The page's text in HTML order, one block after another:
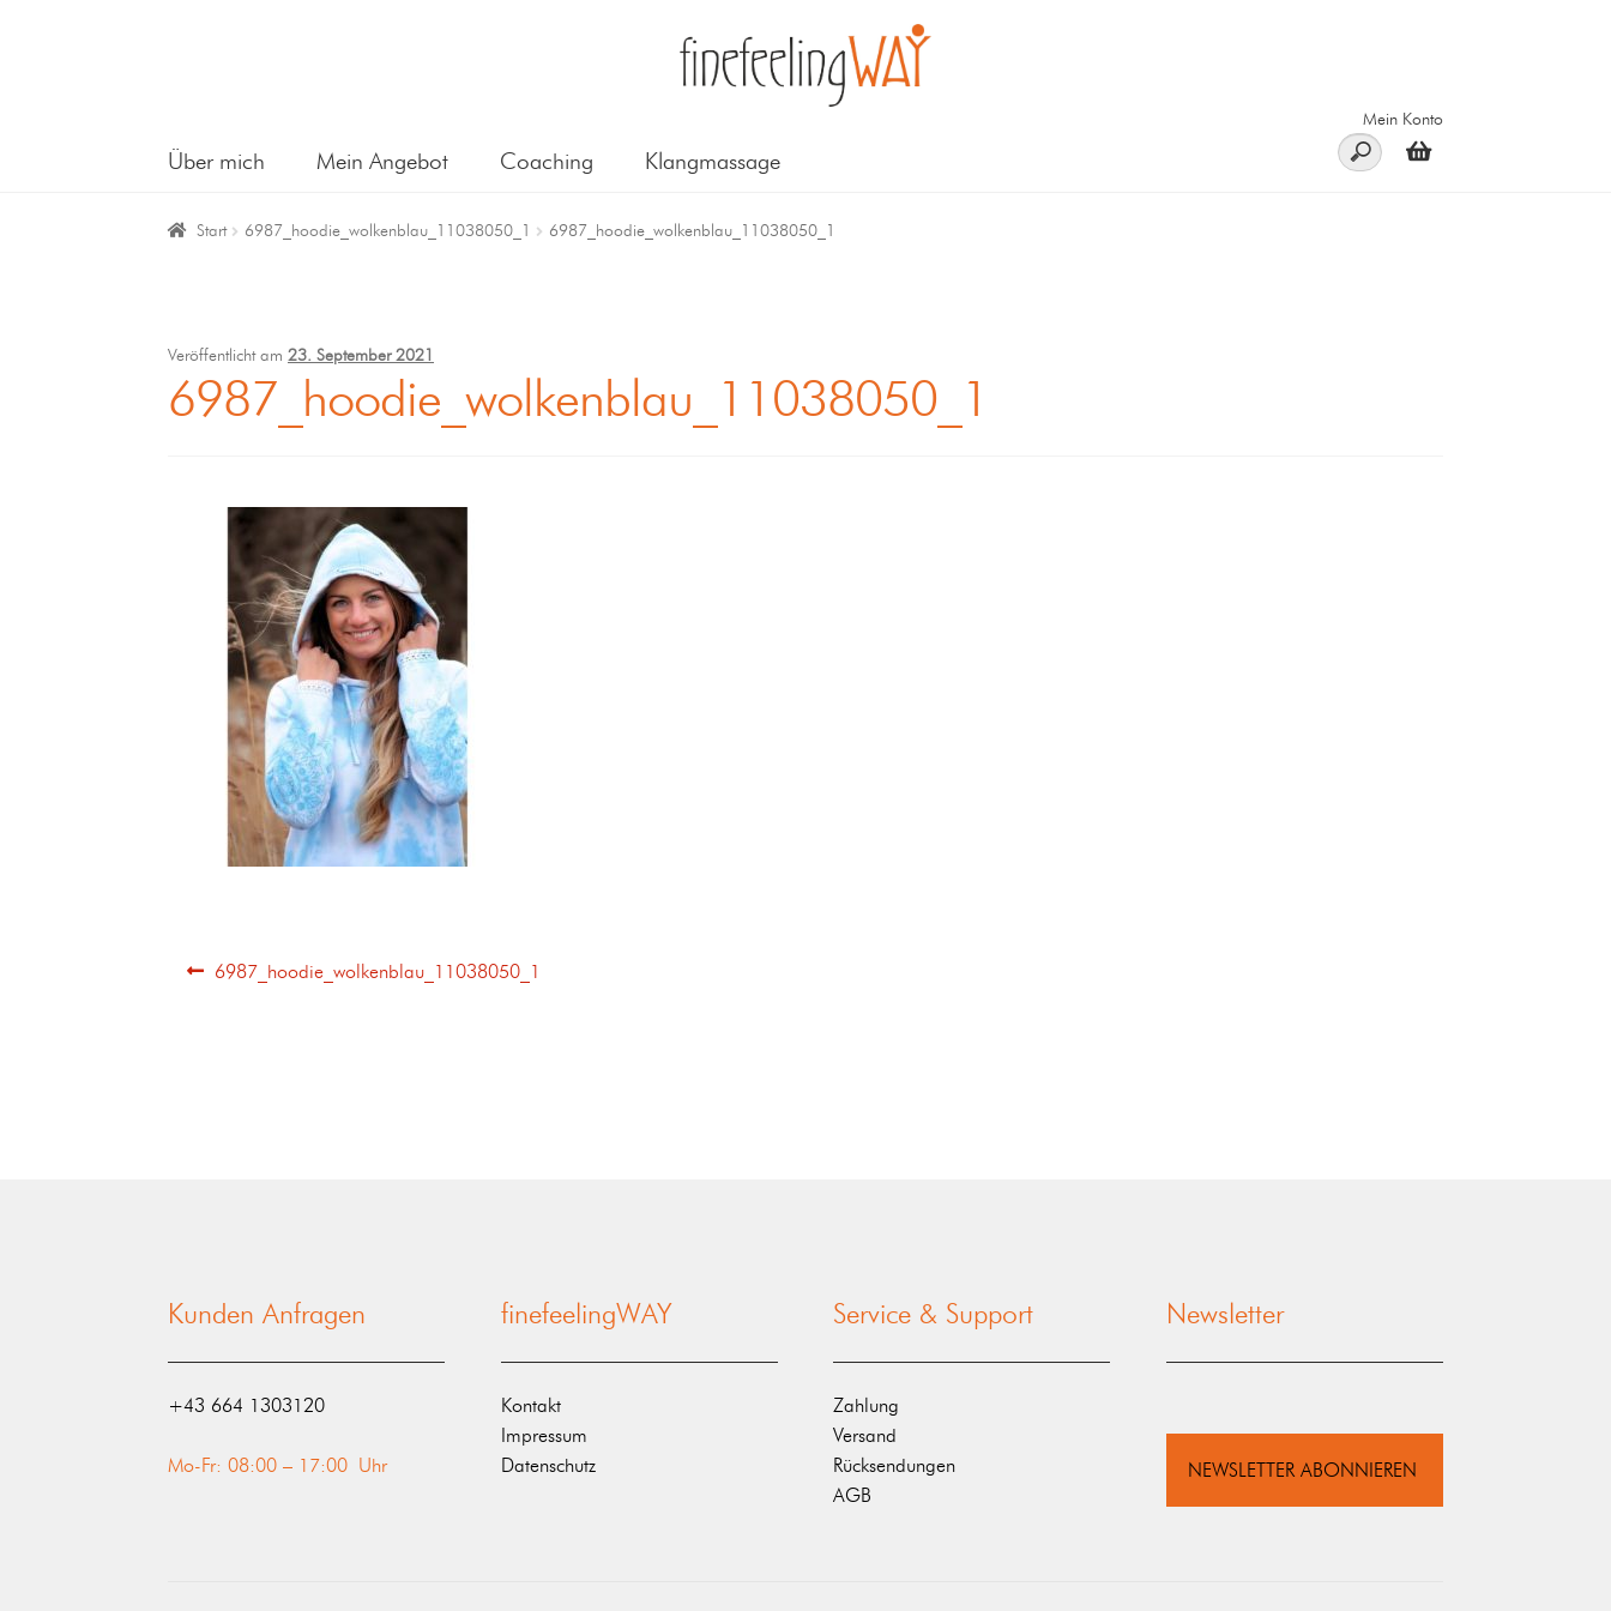
Über mich Mein Angebot Coaching Klangmassage
Mein Konto
Start 6987_hoodie_wolkenblau_11038050_1 6987_hoodie_wolkenblau_11038050_1
Veröffentlicht am23. September 2021
6987_hoodie_wolkenblau_11038050_1
6987_hoodie_wolkenblau_11038050_1
Kunden Anfragen
‭+43 664 1303120‬
Mo-Fr: 08:00 – 17:00 Uhr
finefeelingWAY
Kontakt
Impressum
Datenschutz
Service & Support
Zahlung
Versand
Rücksendungen
AGB
Newsletter
NEWSLETTER ABONNIEREN